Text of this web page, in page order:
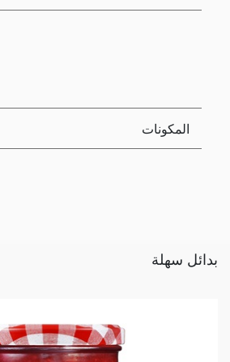
المكونات
بدائل سهلة